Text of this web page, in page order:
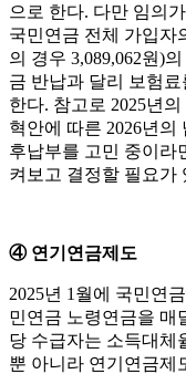
으로 한다. 다만 임의
국민연금 전체 가입자
의 경우 3,089,062원)
금 반납과 달리 보험
한다. 참고로 2025년
혁안에 따른 2026년의
후납부를 고민 중이라
켜보고 결정할 필요가
④ 연기연금제도
2025년 1월에 국민연
민연금 노령연금을 매
당 수급자는 소득대체
뿐 아니라 연기연금제